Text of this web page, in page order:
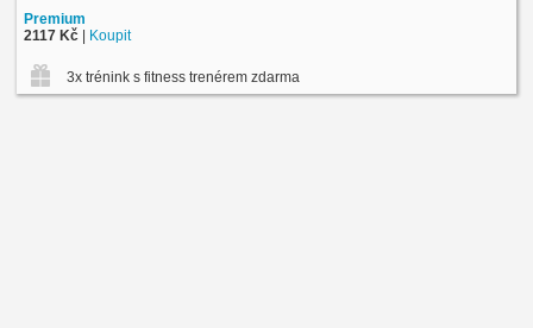
Premium
2117 Kč | Koupit
3x trénink s fitness trenérem zdarma